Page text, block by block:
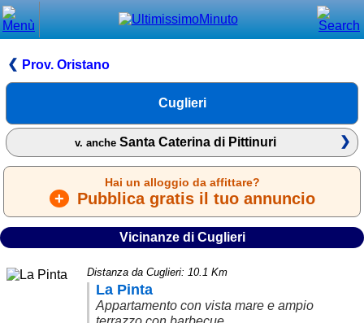
Prov. Oristano
Cuglieri
v. anche Santa Caterina di Pittinuri
Hai un alloggio da affittare?
+ Pubblica gratis il tuo annuncio
Vicinanze di Cuglieri
Distanza da Cuglieri: 10.1 Km
La Pinta
Appartamento con vista mare e ampio
Menù principale
⌂ Home
🔍 Cerca
Trova vicino a te
➕ Inserisci annuncio
Ottenere il CIN